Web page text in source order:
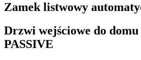
Zamek listwowy
Drzwi wejściowe do
PASSIVE